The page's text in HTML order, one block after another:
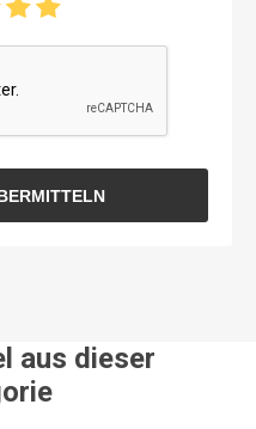
aus dieser